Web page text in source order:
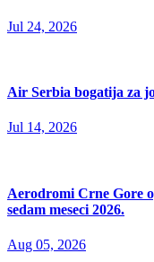
Jul 24, 2026
Air Serbia bogatija za
Jul 14, 2026
Aerodromi Crne Gore
sedam meseci 2026.
Aug 05, 2026